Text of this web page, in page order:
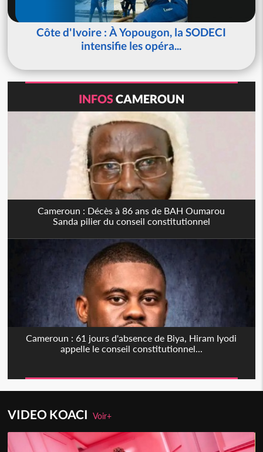
Côte d'Ivoire : À Yopougon, la SODECI
intensifie les opéra...
INFOSCAMEROUN
Cameroun : Décès à 86 ans de BAH Oumarou
Sanda pilier du conseil constitutionnel
Cameroun : 61 jours d'absence de Biya, Hiram Iyodi
appelle le conseil constitutionnel...
VIDEO KOACIVoir+